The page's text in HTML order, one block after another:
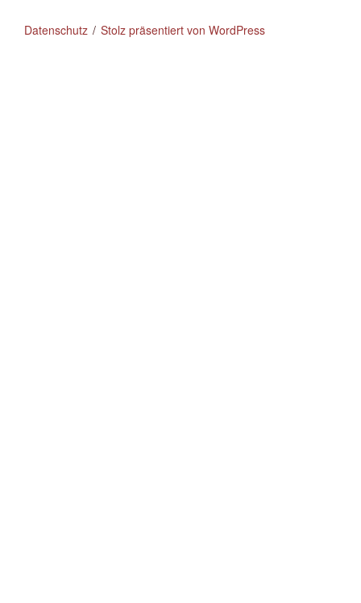
Datenschutz Stolz präsentiert von WordPress